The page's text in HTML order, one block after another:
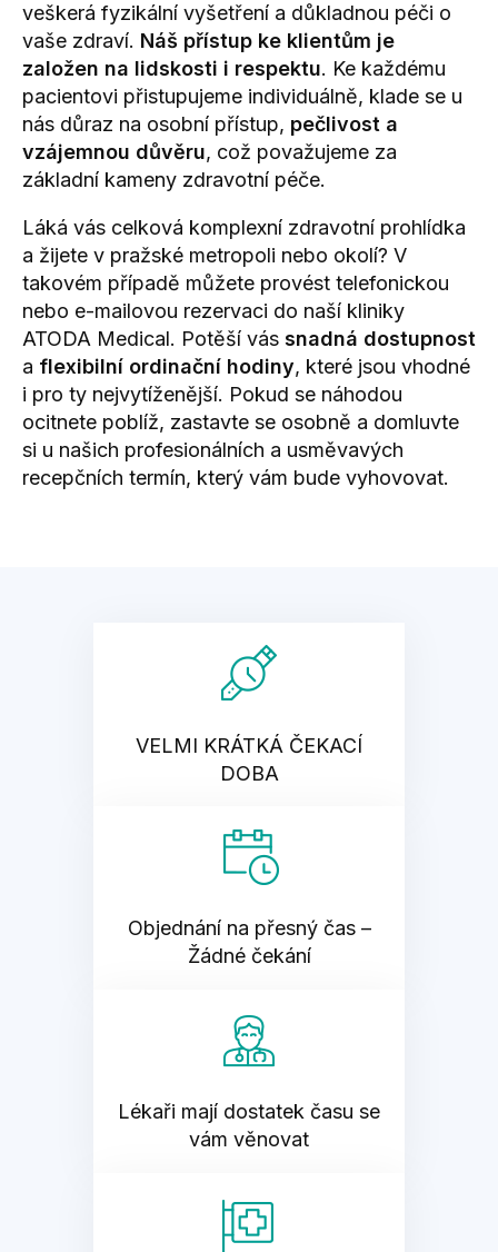
veškerá fyzikální vyšetření a důkladnou péči o
vaše zdraví. Náš přístup ke klientům je
založen na lidskosti i respektu. Ke každému
pacientovi přistupujeme individuálně, klade se u
nás důraz na osobní přístup, pečlivost a
vzájemnou důvěru, což považujeme za
základní kameny zdravotní péče.
Láká vás celková komplexní zdravotní prohlídka
a žijete v pražské metropoli nebo okolí? V
takovém případě můžete provést telefonickou
nebo e-mailovou rezervaci do naší kliniky
ATODA Medical. Potěší vás snadná dostupnost
a flexibilní ordinační hodiny, které jsou vhodné
i pro ty nejvytíženější. Pokud se náhodou
ocitnete poblíž, zastavte se osobně a domluvte
si u našich profesionálních a usměvavých
recepčních termín, který vám bude vyhovovat.
VELMI KRÁTKÁ ČEKACÍ
DOBA
Objednání na přesný čas –
Žádné čekání
Lékaři mají dostatek času se
vám věnovat